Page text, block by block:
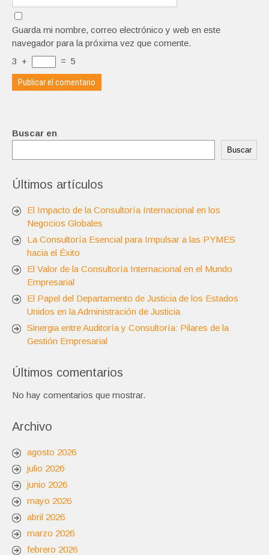
Guarda mi nombre, correo electrónico y web en este
navegador para la próxima vez que comente.
3 + = 5
Buscar en
Buscar
Últimos artículos
El Impacto de la Consultoría Internacional en los
Negocios Globales
La Consultoría Esencial para Impulsar a las PYMES
hacia el Éxito
El Valor de la Consultoría Internacional en el Mundo
Empresarial
El Papel del Departamento de Justicia de los Estados
Unidos en la Administración de Justicia
Sinergia entre Auditoría y Consultoría: Pilares de la
Gestión Empresarial
Últimos comentarios
No hay comentarios que mostrar.
Archivo
agosto 2026
julio 2026
junio 2026
mayo 2026
abril 2026
marzo 2026
febrero 2026